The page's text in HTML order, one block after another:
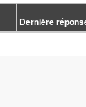
Dernière